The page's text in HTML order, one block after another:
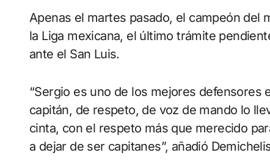
Apenas el martes pasado, el campeón del
la Liga mexicana, el último trámite
ante el San Luis.
“Sergio es uno de los mejores defensores
capitán, de respeto, de voz de mando lo
cinta, con el respeto más que merecido
a dejar de ser capitanes”, añadió